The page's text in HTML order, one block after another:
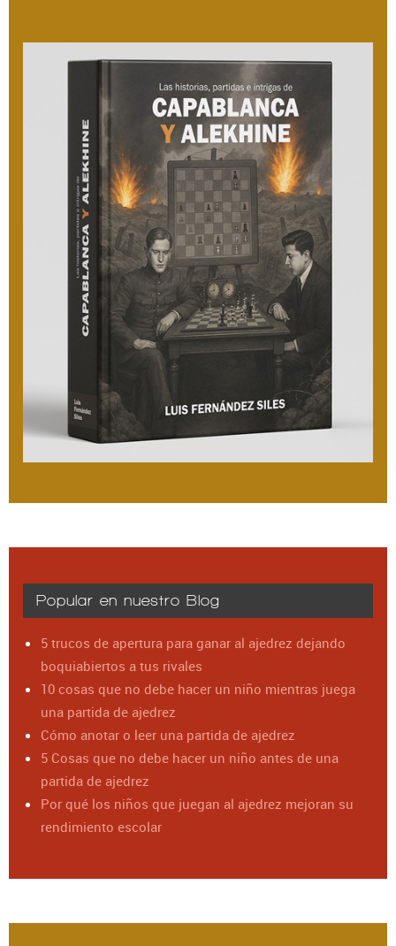
Popular en nuestro Blog
5 trucos de apertura para ganar al ajedrez dejando
boquiabiertos a tus rivales
10 cosas que no debe hacer un niño mientras juega
una partida de ajedrez
Cómo anotar o leer una partida de ajedrez
5 Cosas que no debe hacer un niño antes de una
partida de ajedrez
Por qué los niños que juegan al ajedrez mejoran su
rendimiento escolar